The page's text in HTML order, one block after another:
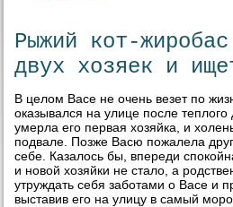
Рыжий кот-
двух хозяек и
В целом Васе не очень везет по
оказывался на улице после
умерла его первая хозяйка, и
подвале. Позже Васю пожалела
себе. Казалось бы, впереди
и новой хозяйки не стало, а
утруждать себя заботами о Васе и
выставив его на улицу в самый